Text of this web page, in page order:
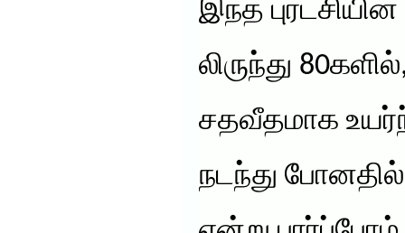
இந்த
லிருந்து
சதவீதமாக
நடந்து